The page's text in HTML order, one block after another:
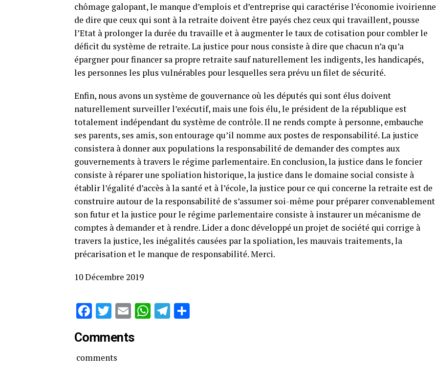
chômage galopant, le manque d’emplois et d’entreprise qui caractérise l’économie ivoirienne
de dire que ceux qui sont à la retraite doivent être payés chez ceux qui travaillent, pousse
l’Etat à prolonger la durée du travaille et à augmenter le taux de cotisation pour combler le
déficit du système de retraite. La justice pour nous consiste à dire que chacun n’a qu’a
épargner pour financer sa propre retraite sauf naturellement les indigents, les handicapés,
les personnes les plus vulnérables pour lesquelles sera prévu un filet de sécurité.
Enfin, nous avons un système de gouvernance où les députés qui sont élus doivent
naturellement surveiller l’exécutif, mais une fois élu, le président de la république est
totalement indépendant du système de contrôle. Il ne rends compte à personne, embauche
ses parents, ses amis, son entourage qu’il nomme aux postes de responsabilité. La justice
consistera à donner aux populations la responsabilité de demander des comptes aux
gouvernements à travers le régime parlementaire. En conclusion, la justice dans le foncier
consiste à réparer une spoliation historique, la justice dans le domaine social consiste à
établir l’égalité d’accès à la santé et à l’école, la justice pour ce qui concerne la retraite est de
construire autour de la responsabilité de s’assumer soi-même pour préparer convenablement
son futur et la justice pour le régime parlementaire consiste à instaurer un mécanisme de
comptes à demander et à rendre. Lider a donc développé un projet de société qui corrige à
travers la justice, les inégalités causées par la spoliation, les mauvais traitements, la
précarisation et le manque de responsabilité. Merci.
10 Décembre 2019
Facebook
Twitter
EmailWhatsApp
Telegram
Comments
comments